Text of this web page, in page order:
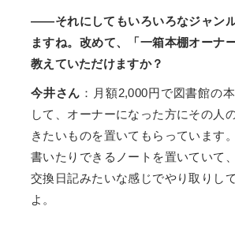
――それにしてもいろいろなジャン
ますね。改めて、「一箱本棚オーナ
教えていただけますか？
今井さん ：月額2,000円で図書館の
して、オーナーになった方にその人
きたいものを置いてもらっています
書いたりできるノートを置いていて
交換日記みたいな感じでやり取りし
よ。